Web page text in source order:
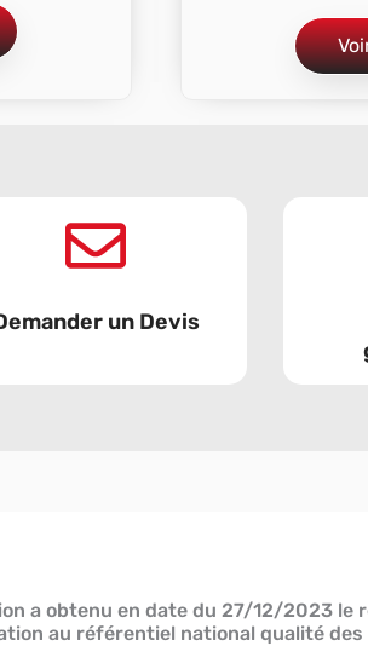
un Devis
a obtenu en date du 27/12/2023 le
au référentiel national qualité des